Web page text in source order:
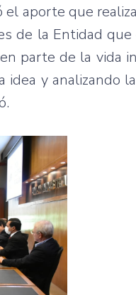
aporte que
de la Entidad
parte de la vida
y analizando